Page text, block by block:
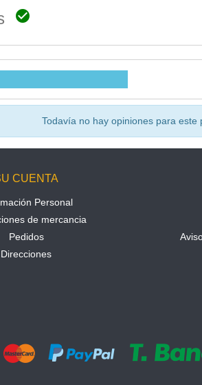

Todavía no hay opiniones para este
CUENTA
Personal
de mercancia
Pedidos
Direcciones